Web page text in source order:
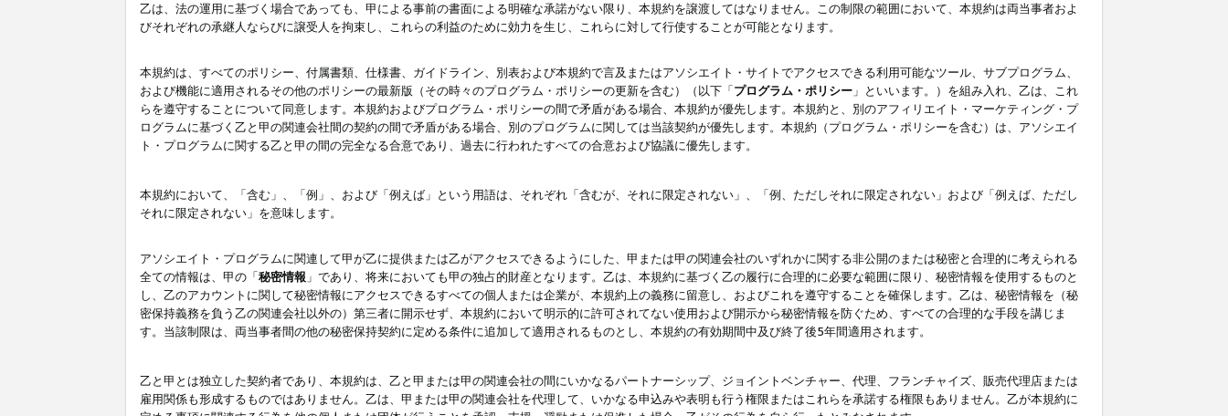
乙は、法の運用に基づく場合であっても、甲による事前の書面による明確な承諾がない限り、本規約を譲渡してはなりません。この制限の範囲において、本規約は両当事者およ
びそれぞれの承継人ならびに譲受人を拘束し、これらの利益のために効力を生じ、これらに対して行使することが可能となります。
本規約は、すべてのポリシー、付属書類、仕様書、ガイドライン、別表および本規約で言及またはアソシエイト・サイトでアクセスできる利用可能なツール、サブプログラム、
および機能に適用されるその他のポリシーの最新版（その時々のプログラム・ポリシーの更新を含む）（以下「プログラム・ポリシー 」といいます。）を組み入れ、乙は、これ
らを遵守することについて同意します。本規約およびプログラム・ポリシーの間で矛盾がある場合、本規約が優先します。本規約と、別のアフィリエイト・マーケティング・プ
ログラムに基づく乙と甲の関連会社間の契約の間で矛盾がある場合、別のプログラムに関しては当該契約が優先します。本規約（プログラム・ポリシーを含む）は、アソシエイ
ト・プログラムに関する乙と甲の間の完全なる合意であり、過去に行われたすべての合意および協議に優先します。
本規約において、「含む」、「例」、および「例えば」という用語は、それぞれ「含むが、それに限定されない」、「例、ただしそれに限定されない」および「例えば、ただし
それに限定されない」を意味します。
アソシエイト・プログラムに関連して甲が乙に提供または乙がアクセスできるようにした、甲または甲の関連会社のいずれかに関する非公開のまたは秘密と合理的に考えられる
全ての情報は、甲の「秘密情報 」であり、将来においても甲の独占的財産となります。乙は、本規約に基づく乙の履行に合理的に必要な範囲に限り、秘密情報を使用するものと
し、乙のアカウントに関して秘密情報にアクセスできるすべての個人または企業が、本規約上の義務に留意し、およびこれを遵守することを確保します。乙は、秘密情報を（秘
密保持義務を負う乙の関連会社以外の）第三者に開示せず、本規約において明示的に許可されてない使用および開示から秘密情報を防ぐため、すべての合理的な手段を講じま
す。当該制限は、両当事者間の他の秘密保持契約に定める条件に追加して適用されるものとし、本規約の有効期間中及び終了後5年間適用されます。
乙と甲とは独立した契約者であり、本規約は、乙と甲または甲の関連会社の間にいかなるパートナーシップ、ジョイントベンチャー、代理、フランチャイズ、販売代理店または
雇用関係も形成するものではありません。乙は、甲または甲の関連会社を代理して、いかなる申込みや表明も行う権限またはこれらを承諾する権限もありません。乙が本規約に